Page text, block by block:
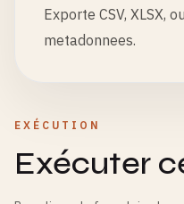
Exporte CSV, XLSX,
metadonnees.
EXÉCUTION
Exécuter